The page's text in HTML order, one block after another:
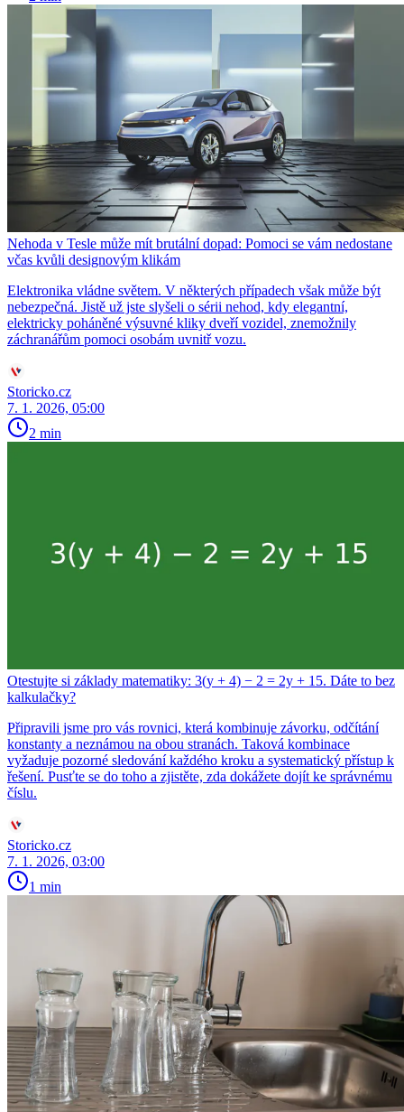
Nehoda v Tesle může mít brutální dopad: Pomoci se vám nedostane
včas kvůli designovým klikám
Elektronika vládne světem. V některých případech však může být
nebezpečná. Jistě už jste slyšeli o sérii nehod, kdy elegantní,
elektricky poháněné výsuvné kliky dveří vozidel, znemožnily
záchranářům pomoci osobám uvnitř vozu.
Storicko.cz
7. 1. 2026, 05:00
2 min
Otestujte si základy matematiky: 3(y + 4) − 2 = 2y + 15. Dáte to bez
kalkulačky?
Připravili jsme pro vás rovnici, která kombinuje závorku, odčítání
konstanty a neznámou na obou stranách. Taková kombinace
vyžaduje pozorné sledování každého kroku a systematický přístup k
řešení. Pusťte se do toho a zjistěte, zda dokážete dojít ke správnému
číslu.
Storicko.cz
7. 1. 2026, 03:00
1 min